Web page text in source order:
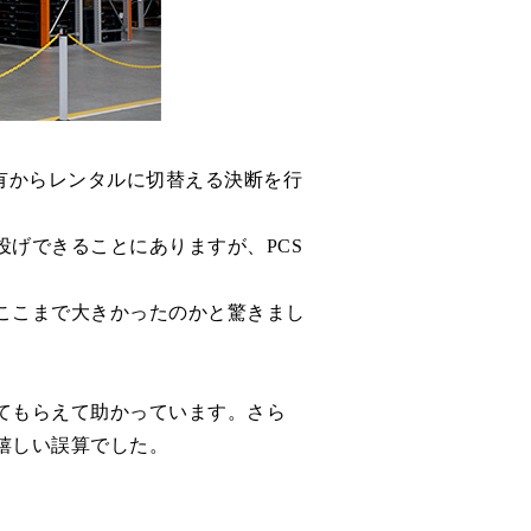
らレンタルに切替える決断を行
できることにありますが、PCS
まで大きかったのかと驚きまし
もらえて助かっています。さら
い誤算でした。